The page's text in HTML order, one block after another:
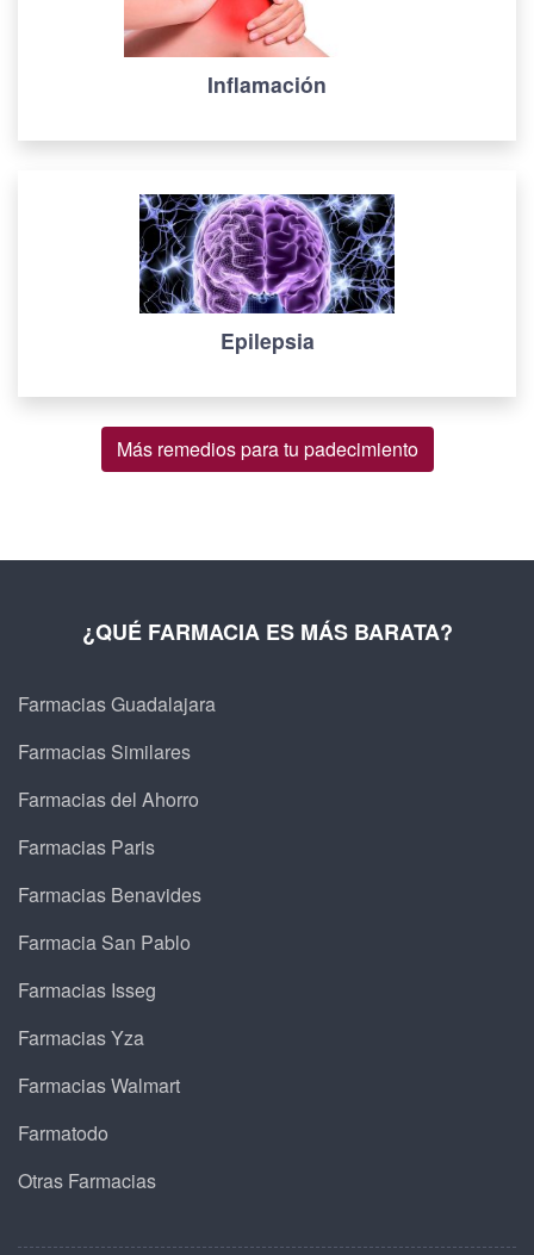
Inflamación
Epilepsia
Más remedios para tu padecimiento
¿QUÉ FARMACIA ES MÁS BARATA?
Farmacias Guadalajara
Farmacias Similares
Farmacias del Ahorro
Farmacias Paris
Farmacias Benavides
Farmacia San Pablo
Farmacias Isseg
Farmacias Yza
Farmacias Walmart
Farmatodo
Otras Farmacias